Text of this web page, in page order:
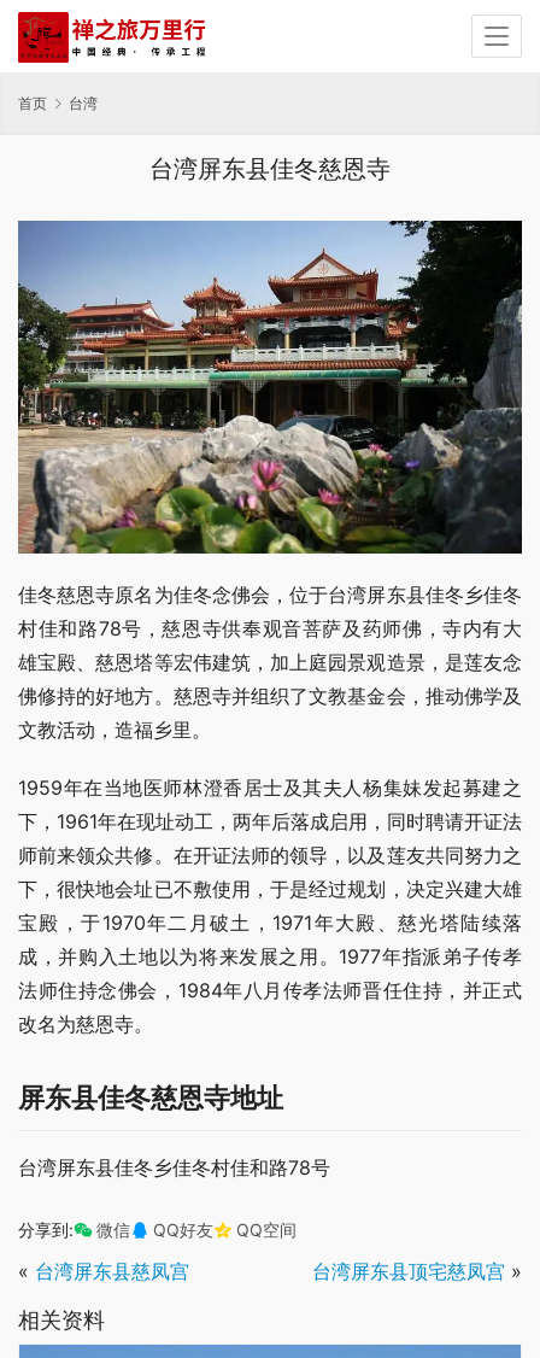
首页 台湾
台湾屏东县佳冬慈恩寺
佳冬慈恩寺原名为佳冬念佛会，位于台湾屏东县佳冬乡佳冬
村佳和路78号，慈恩寺供奉观音菩萨及药师佛，寺内有大
雄宝殿、慈恩塔等宏伟建筑，加上庭园景观造景，是莲友念
佛修持的好地方。慈恩寺并组织了文教基金会，推动佛学及
文教活动，造福乡里。
1959年在当地医师林澄香居士及其夫人杨集妹发起募建之
下，1961年在现址动工，两年后落成启用，同时聘请开证法
师前来领众共修。在开证法师的领导，以及莲友共同努力之
下，很快地会址已不敷使用，于是经过规划，决定兴建大雄
宝殿，于1970年二月破土，1971年大殿、慈光塔陆续落
成，并购入土地以为将来发展之用。1977年指派弟子传孝
法师住持念佛会，1984年八月传孝法师晋任住持，并正式
改名为慈恩寺。
屏东县佳冬慈恩寺地址
台湾屏东县佳冬乡佳冬村佳和路78号
分享到: 微信 QQ好友 QQ空间
« 台湾屏东县慈凤宫 台湾屏东县顶宅慈凤宫 »
相关资料